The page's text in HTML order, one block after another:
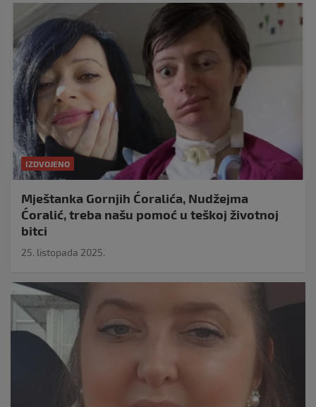
IZDVOJENO
Mještanka Gornjih Ćoralića, Nudžejma
Ćoralić, treba našu pomoć u teškoj životnoj
bitci
25. listopada 2025.